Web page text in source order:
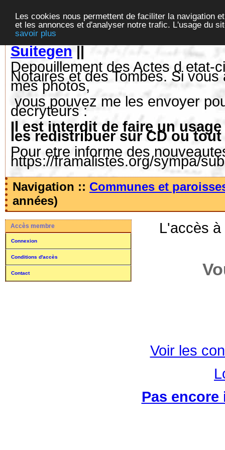
Les cookies nous permettent de faciliter la navigation
et les annonces et d'analyser notre trafic. L'usage du
savoir plus
Suitegen||
Depouillement des Actes d etat-
Notaires et des Tombes. Si
mes photos,
vous pouvez me les envoyer
decryteurs :
Il est interdit de faire un
les redistribuer sur CD ou
Pour etre informe des
https://framalistes.org/sympa/
Navigation :: Communes et
années)
Accès membre
Connexion
Conditions d'accès
Contact
L'accès
Voir les
Pas